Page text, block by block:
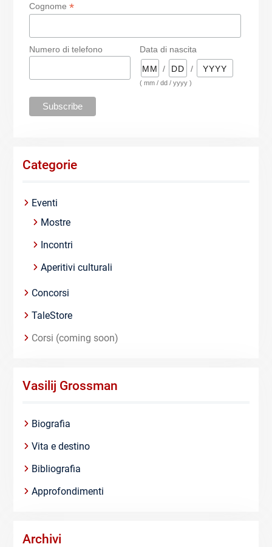
Cognome *
Numero di telefono
Data di nascita
/
/
( mm / dd / yyyy )
Categorie
Eventi
Mostre
Incontri
Aperitivi culturali
Concorsi
TaleStore
Corsi (coming soon)
Vasilij Grossman
Biografia
Vita e destino
Bibliografia
Approfondimenti
Archivi